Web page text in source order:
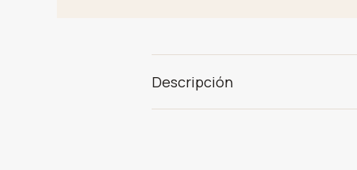
Descripción